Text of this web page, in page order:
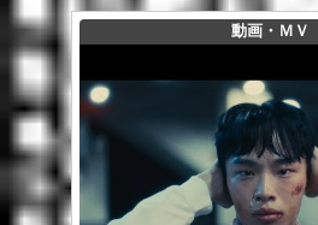
動画・ＭＶ